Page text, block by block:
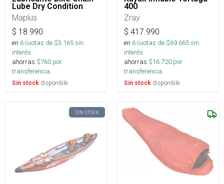
Lube Dry Condition
Maplus
$ 18.990
en 6cuotas de $3.165sin
interés
ahorras $760 por
transferencia.
Sin stock disponible
400
Zray
$ 417.990
en 6cuotas de $69.665sin
interés
ahorras $16.720 por
transferencia.
Sin stock disponible
SIN STOCK